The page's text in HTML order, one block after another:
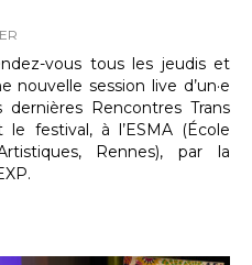
vous tous les jeudis et
nouvelle session live d’un·e
Rencontres Trans
festival, à l’ESMA (École
Rennes), par la